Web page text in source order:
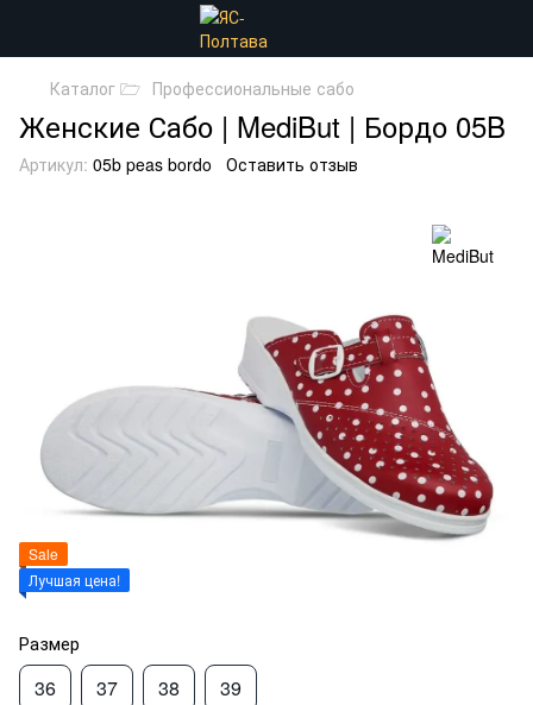
Каталог 🗁 Профессиональные сабо
Женские Сабо | MediBut | Бордо 05B
Артикул: 05b peas bordo Оставить отзыв
Sale
Лучшая цена!
Размер
36 37 38 39